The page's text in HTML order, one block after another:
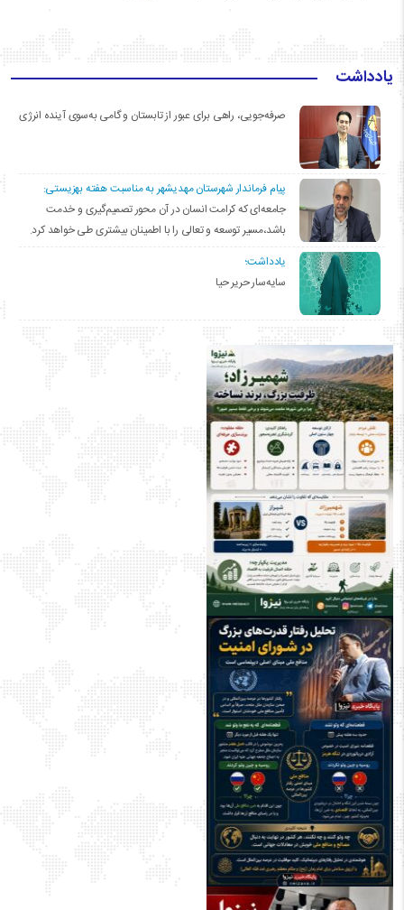
یادداشت
صرفه‌جویی، راهی برای عبور از تابستان و گامی به‌سوی آینده انرژی
پیام فرماندار شهرستان مهدیشهر به مناسبت هفته بهزیستی:
جامعه‌ای که کرامت انسان در آن محور تصمیم‌گیری و خدمت
باشد،مسیر توسعه و تعالی را با اطمینان بیشتری طی خواهد کرد.
یادداشت؛
سایه‌سار حریر حیا